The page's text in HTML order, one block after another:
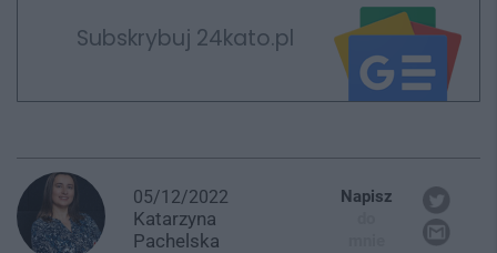
Subskrybuj 24kato.pl
05/12/2022
Katarzyna
Pachelska
Napisz